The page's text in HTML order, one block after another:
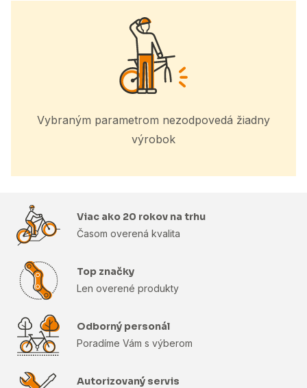
Vybraným parametrom nezodpovedá žiadny
výrobok
Viac ako 20 rokov na trhu
Časom overená kvalita
Top značky
Len overené produkty
Odborný personál
Poradíme Vám s výberom
Autorizovaný servis